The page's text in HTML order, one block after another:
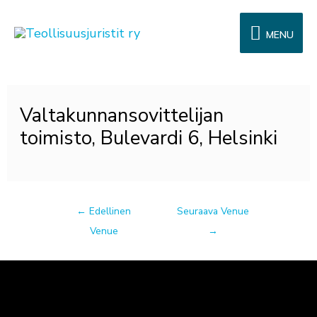
sisältöön
MENU
MENU
Valtakunnansovittelijan
toimisto, Bulevardi 6, Helsinki
navigation
← Edellinen
Venue
Seuraava Venue
→